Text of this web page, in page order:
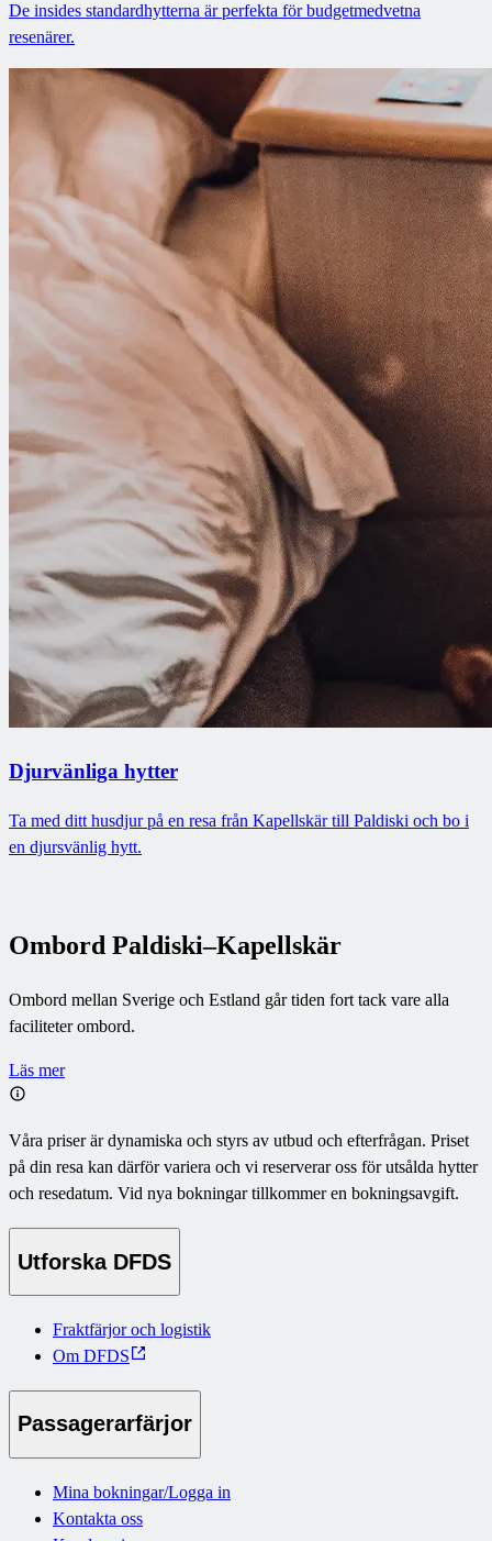
De insides standardhytterna är perfekta för budgetmedvetna
resenärer.
Djurvänliga hytter
Ta med ditt husdjur på en resa från Kapellskär till Paldiski och bo i
en djursvänlig hytt.
Ombord Paldiski–Kapellskär
Ombord mellan Sverige och Estland går tiden fort tack vare alla
faciliteter ombord.
Läs mer
Våra priser är dynamiska och styrs av utbud och efterfrågan. Priset
på din resa kan därför variera och vi reserverar oss för utsålda hytter
och resedatum. Vid nya bokningar tillkommer en bokningsavgift.
Utforska DFDS
Fraktfärjor och logistik
Om DFDS
Passagerarfärjor
Mina bokningar/Logga in
Kontakta oss